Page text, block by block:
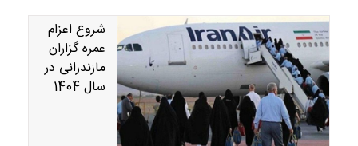
شروع اعزام
عمره گزاران
مازندرانی در
سال 1404